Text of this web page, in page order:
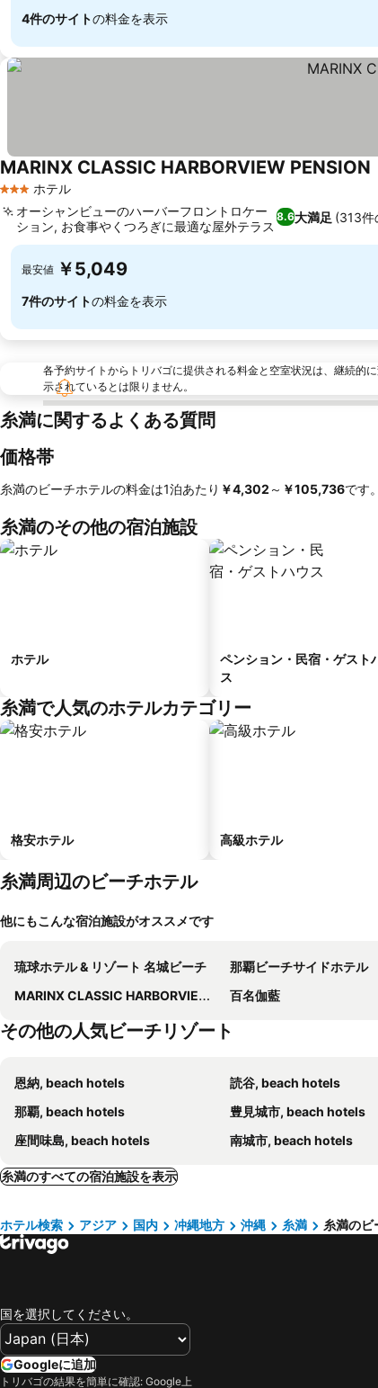
4件のサイトの料金を表示
3 ホテルのランク
ホテル
MARINX CLASSIC HARBORVIEW PENSION
8.6大満足 (313件
オーシャンビューのハーバーフロントロケー
ション, お食事やくつろぎに最適な屋外テラス
最安値 ￥5,049
7件のサイトの料金を表示
各予約サイトからトリバゴに提供される料金と空室状況は、継続的
示されているとは限りません。
糸満に関するよくある質問
価格帯
糸満のビーチホテルの料金は1泊あたり ‎￥4,302 ～ ‎￥105,736です。
糸満のその他の宿泊施設
ホテル
ペンション・民宿・ゲスト
ス
糸満で人気のホテルカテゴリー
格安ホテル 高級ホテル
糸満周辺のビーチホテル
他にもこんな宿泊施設がオススメです
琉球ホテル & リゾート 名城ビーチ 那覇ビーチサイドホテル
MARINX CLASSIC HARBORVIEW PENSION
百名伽藍
その他の人気ビーチリゾート
恩納, beach hotels 読谷, beach hotels
那覇, beach hotels
豊見城市, beach hotels
座間味島, beach hotels
南城市, beach hotels
糸満のすべての宿泊施設を表示
ホテル検索 アジア 国内 冲縄地方 沖縄 糸満 糸満のビ
国を選択してください。
Googleに追加
トリバゴの結果を簡単に確認: Google上